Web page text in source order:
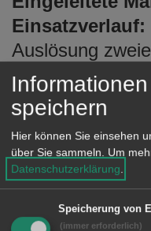
Einsatzverlauf:
Auslösung
Kochgut auf
wurde erkundet
Besondere
speichern
Hier können Sie einsehen
über Sie sammeln.
Um
Datenschutzerklärung
Speicherung von
(immer erforderlich)